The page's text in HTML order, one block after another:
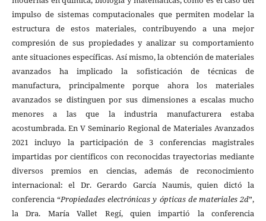
impulso de sistemas computacionales que permiten modelar la
estructura de estos materiales, contribuyendo a una mejor
compresión de sus propiedades y analizar su comportamiento
ante situaciones específicas. Así mismo, la obtención de materiales
avanzados ha implicado la sofisticación de técnicas de
manufactura, principalmente porque ahora los materiales
avanzados se distinguen por sus dimensiones a escalas mucho
menores a las que la industria manufacturera estaba
acostumbrada. En V Seminario Regional de Materiales Avanzados
2021 incluyo la participación de 3 conferencias magistrales
impartidas por científicos con reconocidas trayectorias mediante
diversos premios en ciencias, además de reconocimiento
internacional: el Dr. Gerardo García Naumis, quien dictó la
conferencia “Propiedades electrónicas y ópticas de materiales 2d”,
la Dra. María Vallet Regí, quien impartió la conferencia